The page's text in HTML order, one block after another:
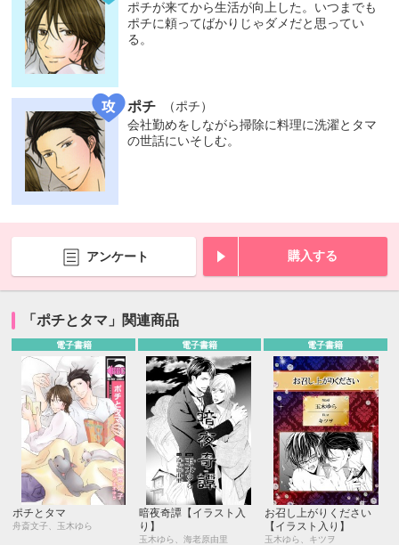
ポチが来てから生活が向上した。いつまでも
ポチに頼ってばかりじゃダメだと思ってい
る。
ポチ
（ポチ）
会社勤めをしながら掃除に料理に洗濯とタマ
の世話にいそしむ。
アンケート 購入する
「ポチとタマ」関連商品
電子書籍
ポチとタマ
舟斎文子、玉木ゆら
電子書籍
暗夜奇譚【イラスト入
り】
玉木ゆら、海老原由里
電子書籍
お召し上がりください
【イラスト入り】
玉木ゆら、キツヲ